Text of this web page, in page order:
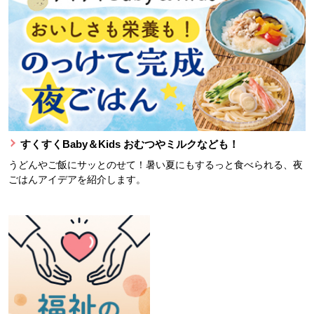
すくすくBaby＆Kids おむつやミルクなども！
うどんやご飯にサッとのせて！暑い夏にもするっと食べられる、夜
ごはんアイデアを紹介します。